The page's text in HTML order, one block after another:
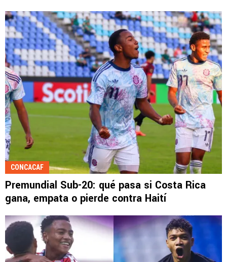
CONCACAF
Premundial Sub-20: qué pasa si Costa Rica
gana, empata o pierde contra Haití